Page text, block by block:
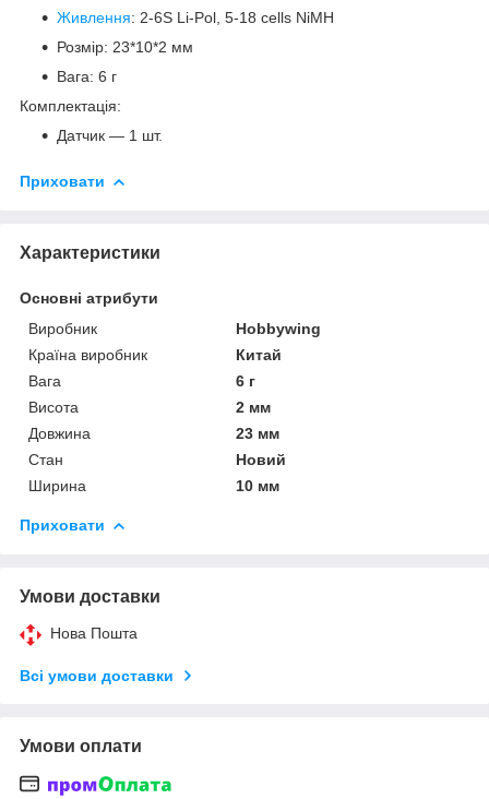
Живлення: 2-6S Li-Pol, 5-18 cells NiMH
Розмір: 23*10*2 мм
Вага: 6 г
Комплектація:
Датчик — 1 шт.
Приховати
Характеристики
Основні атрибути
Виробник
Hobbywing
Країна виробник
Китай
Вага
6 г
Висота
2 мм
Довжина
23 мм
Стан
Новий
Ширина
10 мм
Приховати
Умови доставки
Нова Пошта
Всі умови доставки
Умови оплати